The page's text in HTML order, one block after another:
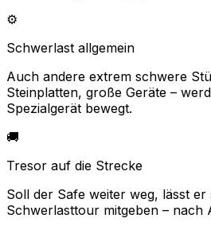
⚙️
Schwerlast allgemein
Auch andere extrem schwere
Steinplatten, große Geräte –
Spezialgerät bewegt.
🚚
Tresor auf die Strecke
Soll der Safe weiter weg, lässt er
Schwerlasttour mitgeben – nach